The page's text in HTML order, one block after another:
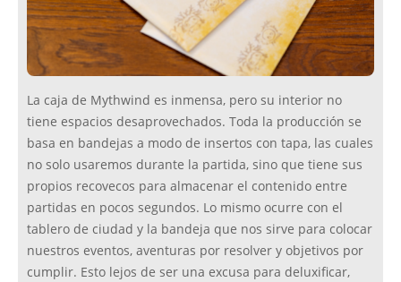
La caja de Mythwind es inmensa, pero su interior no
tiene espacios desaprovechados. Toda la producción se
basa en bandejas a modo de insertos con tapa, las cuales
no solo usaremos durante la partida, sino que tiene sus
propios recovecos para almacenar el contenido entre
partidas en pocos segundos. Lo mismo ocurre con el
tablero de ciudad y la bandeja que nos sirve para colocar
nuestros eventos, aventuras por resolver y objetivos por
cumplir. Esto lejos de ser una excusa para deluxificar,